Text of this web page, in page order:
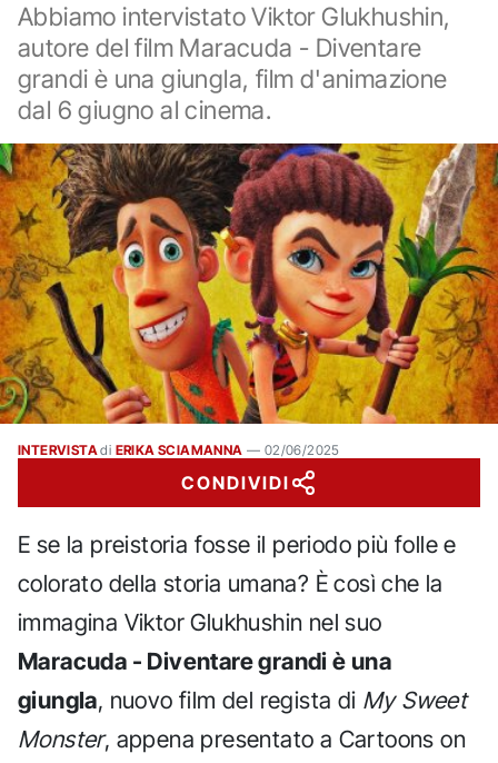
Abbiamo intervistato Viktor Glukhushin,
autore del film Maracuda - Diventare
grandi è una giungla, film d'animazione
dal 6 giugno al cinema.
INTERVISTAdi ERIKA SCIAMANNA — 02/06/2025
CONDIVIDI
E se la preistoria fosse il periodo più folle e
colorato della storia umana? È così che la
immagina Viktor Glukhushin nel suo
Maracuda - Diventare grandi è una
giungla, nuovo film del regista di My Sweet
Monster, appena presentato a Cartoons on